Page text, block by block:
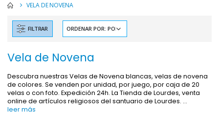
VELA DE NOVENA
FILTRAR
Vela de Novena
Descubra nuestras Velas de Novena blancas, velas de novena
de colores. Se venden por unidad, por juego, por caja de 20
velas o con foto. Expedición 24h. La Tienda de Lourdes, venta
online de artículos religiosos del santuario de Lourdes. ...
leer más
Estatuilla Virgen Milagrosa Luminosa
€15.00 €13.50
Set Incienso Benjuí + Carbón + Quemador de incienso
€21.90
-20%
€15.00 €12.00